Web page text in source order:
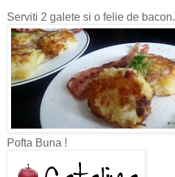
Serviti 2 galete si o felie de bacon.
Pofta Buna !